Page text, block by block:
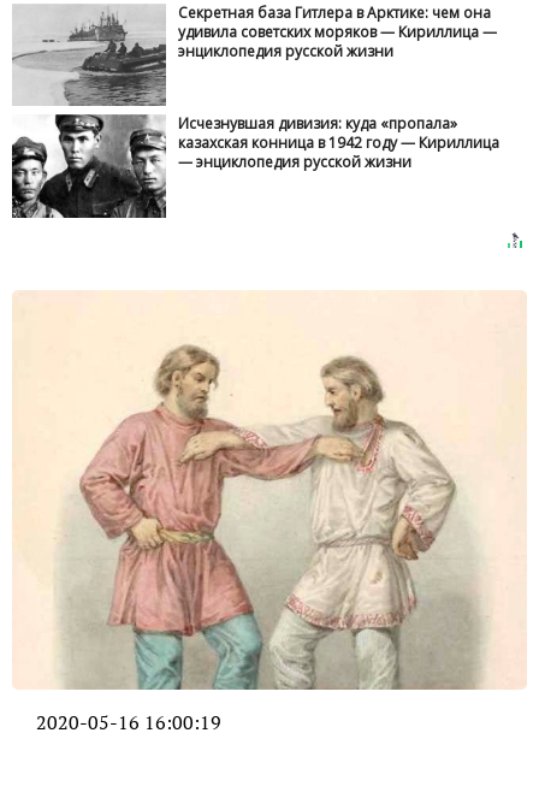
Секретная база Гитлера в Арктике: чем она
удивила советских моряков — Кириллица —
энциклопедия русской жизни
Исчезнувшая дивизия: куда «пропала»
казахская конница в 1942 году — Кириллица
— энциклопедия русской жизни
2020-05-16 16:00:19